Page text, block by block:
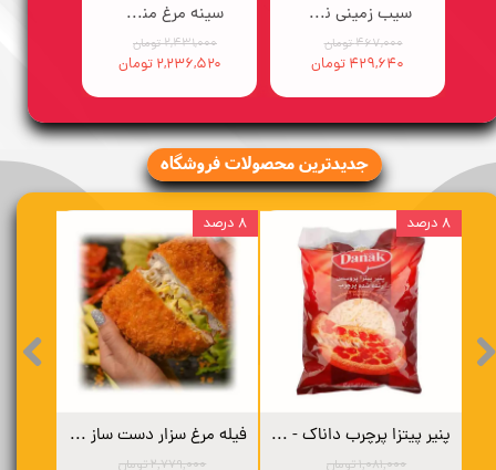
سینه مرغ منجمد فرانسوی (مزه دار) سورن - 2/5 کیلوگرم
۲,۴۳۱,۰۰۰ تومان
۲,۲۳۶,۵۲۰ تومان
سیب زمینی نیمه آماده ایبریا (10در10) - 2/5 کیلوگرم
۴۶۷,۰۰۰ تومان
۴۲۹,۶۴۰ تومان
​​جدیدترین محصولات فروشگاه
فیله مرغ سزار دست ساز - 3 کیلوگرم
۲,۷۷۹,۰۰۰ تومان
۸ درصد
پنیر پیتزا پرچرب داناک - 2 کیلوگرم
۱,۰۸۱,۰۰۰ تومان
۸ درصد